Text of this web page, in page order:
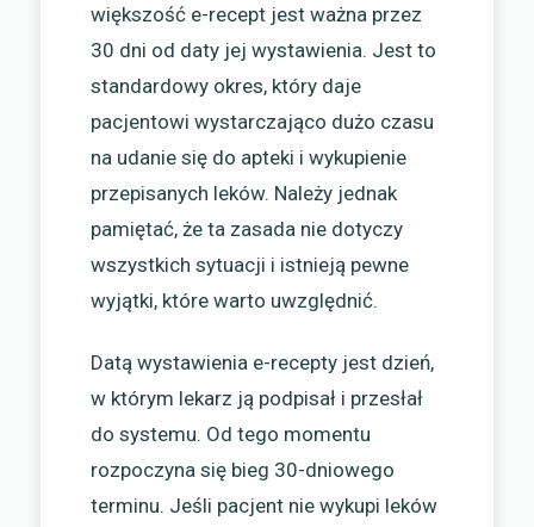
większość e-recept jest ważna przez
30 dni od daty jej wystawienia. Jest to
standardowy okres, który daje
pacjentowi wystarczająco dużo czasu
na udanie się do apteki i wykupienie
przepisanych leków. Należy jednak
pamiętać, że ta zasada nie dotyczy
wszystkich sytuacji i istnieją pewne
wyjątki, które warto uwzględnić.
Datą wystawienia e-recepty jest dzień,
w którym lekarz ją podpisał i przesłał
do systemu. Od tego momentu
rozpoczyna się bieg 30-dniowego
terminu. Jeśli pacjent nie wykupi leków